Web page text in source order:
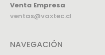
Venta Empresa
ventas@vaxtec.cl
NAVEGACIÓN